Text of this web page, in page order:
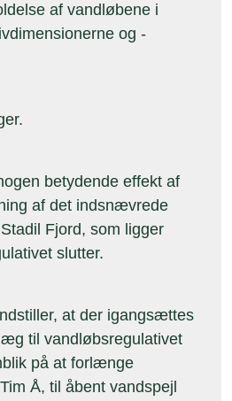
af vandløbene i
og -
betydende effekt af
af det indsnævrede
Fjord, som ligger
slutter.
at der igangsættes
til vandløbsregulativet
på at forlænge
Å, til åbent vandspejl